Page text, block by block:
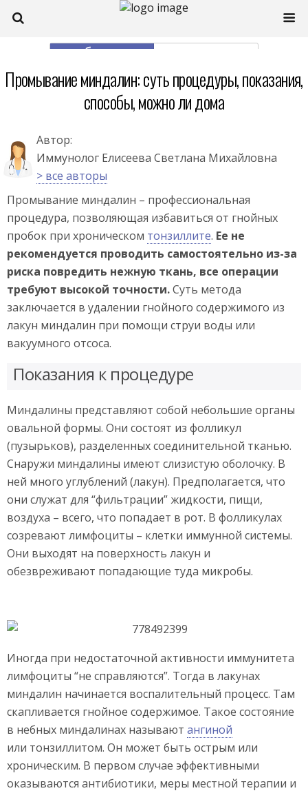
моб. версия
Промывание миндалин: суть процедуры, показания,
способы, можно ли дома
Автор:
Иммунолог Елисеева Светлана Михайловна
> все авторы
Промывание миндалин – профессиональная
процедура, позволяющая избавиться от гнойных
пробок при хроническом тонзиллите. Ее не
рекомендуется проводить самостоятельно из-за
риска повредить нежную ткань, все операции
требуют высокой точности.Суть метода
заключается в удалении гнойного содержимого из
лакун миндалин при помощи струи воды или
вакуумного отсоса.
Показания к процедуре
Миндалины представляют собой небольшие органы
овальной формы. Они состоят из фолликул
(пузырьков), разделенных соединительной тканью.
Снаружи миндалины имеют слизистую оболочку. В
ней много углублений (лакун). Предполагается, что
они служат для “фильтрации” жидкости, пищи,
воздуха – всего, что попадает в рот. В фолликулах
созревают лимфоциты – клетки иммунной системы.
Они выходят на поверхность лакун и
обезвреживают попадающие туда микробы.
Иногда при недостаточной активности иммунитета
лимфоциты “не справляются”. Тогда в лакунах
миндалин начинается воспалительный процесс. Там
скапливается гнойное содержимое. Такое состояние
в небных миндалинах называют ангиной
или тонзиллитом. Он может быть острым или
хроническим. В первом случае эффективными
оказываются антибиотики, меры местной терапии и